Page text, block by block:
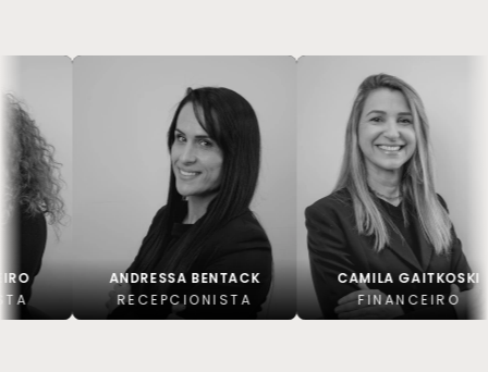
ANDRESSA BENTACK
RECEPCIONISTA
CAMILA GAITKOSKI
FINANCEIRO